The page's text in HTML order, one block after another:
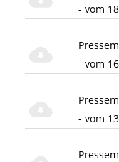
- vom
- vom
- vom